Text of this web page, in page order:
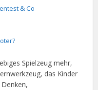
& Co
Spielzeug mehr,
das Kinder